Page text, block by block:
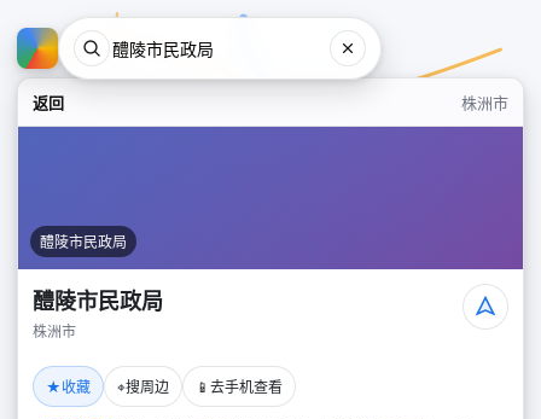
返回 株洲市
醴陵市民政局
醴陵市民政局
株洲市
★收藏 ⌖搜周边 📱 去手机查看